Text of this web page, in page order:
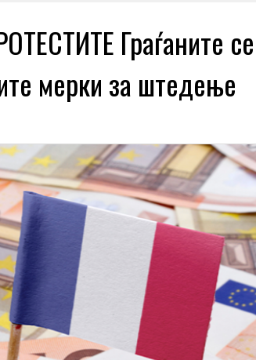
Граѓаните се
мерки за штедење